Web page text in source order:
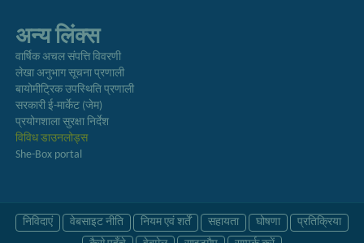
अन्य लिंक्स
वार्षिक अचल संपत्ति विवरणी
लेखा अनुभाग सूचना प्रणाली
बायोमीट्रिक उपस्थिति प्रणाली
सरकारी ई-मार्केट (जेम)
प्रयोगशाला सुरक्षा निर्देश
विविध डाउनलोड्स
She-Box portal
निविदाएं वेबसाइट नीति नियम एवं शर्तें सहायता घोषणा
प्रतिक्रिया